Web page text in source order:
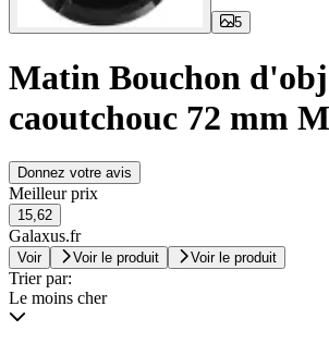
5
Matin Bouchon
caoutchouc 72 mm
Donnez votre avis
Meilleur prix
15,62
Galaxus.fr
Voir Voir le produit Voir le produit
Trier par:
Le moins cher